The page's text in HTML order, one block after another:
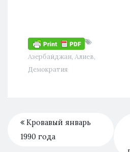
Азербайджан, Алиев,
Демократия
Кровавый январь
1990 года